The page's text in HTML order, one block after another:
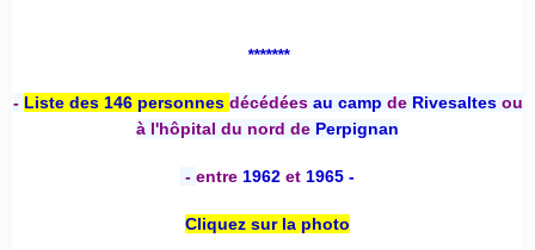
*******
- Liste des 146 personnes décédées au camp deRivesaltesou
à l'hôpital du nord de Perpignan
- entre 1962 et 1965 -
Cliquez sur la photo